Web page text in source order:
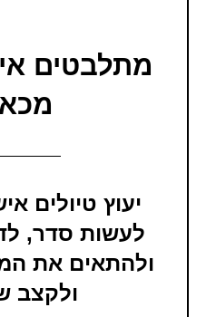
מתלבטים
יעוץ טיולים
לעשות סדר,
ולהתאים את
ולקצב